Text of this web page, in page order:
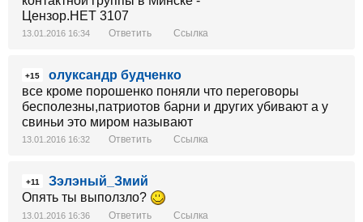
13.01.2016 16:34 Ответить Ссылка
+15
олуксандр будченко
все кроме порошенко поняли что переговоры
бесполезны,патриотов барни и других убивают а у
свиньи это миром называют
13.01.2016 16:32 Ответить Ссылка
+11
Зэлэный_Змий
Опять ты выползло?
13.01.2016 16:36 Ответить Ссылка